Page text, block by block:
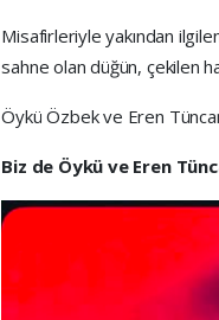
Misafirleriyle yakından
sahne olan düğün, çekilen
Öykü Özbek ve Eren
Biz de Öykü ve Eren